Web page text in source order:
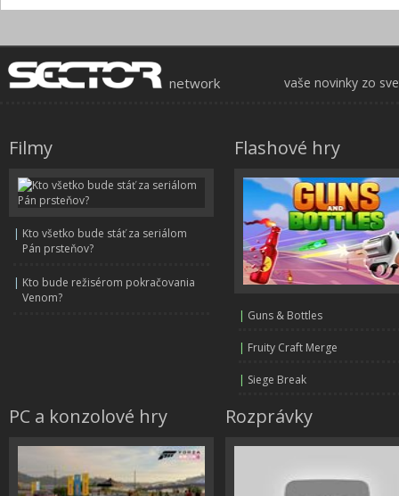
vaše novinky zo
network
Filmy
| Kto všetko bude stáť za seriálom
Pán prsteňov?
| Kto bude režisérom pokračovania
Venom?
Flashové hry
| Guns & Bottles
| Fruity Craft Merge
| Siege Break
PC a konzolové hry Rozprávky